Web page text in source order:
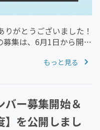
がとうございました！
集は、6月1日から開始
せが受け取れますの
もっと見る
ー募集開始＆
を公開しまし